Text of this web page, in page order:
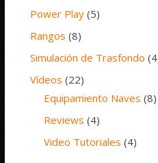
Power Play (5)
Rangos (8)
Simulación de Trasfondo
Vídeos (22)
Equipamiento Naves (8)
Reviews (4)
Video Tutoriales (4)